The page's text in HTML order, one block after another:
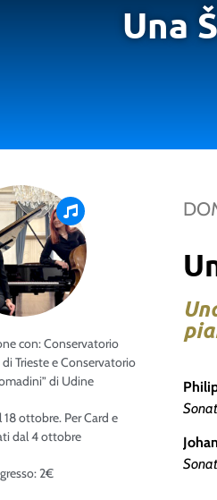
Una
con: Conservatorio
di Trieste e Conservatorio
di Udine
ottobre. Per Card e
dal 4 ottobre
2€